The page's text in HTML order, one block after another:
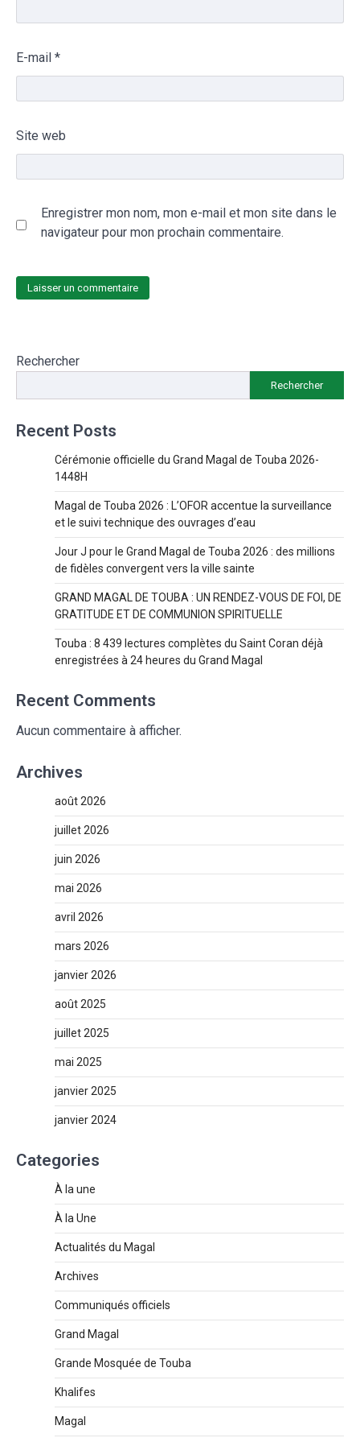
E-mail *
Site web
Enregistrer mon nom, mon e-mail et mon site dans le
navigateur pour mon prochain commentaire.
Rechercher
Rechercher
Recent Posts
Cérémonie officielle du Grand Magal de Touba 2026-
1448H
Magal de Touba 2026 : L’OFOR accentue la surveillance
et le suivi technique des ouvrages d’eau
Jour J pour le Grand Magal de Touba 2026 : des millions
de fidèles convergent vers la ville sainte
GRAND MAGAL DE TOUBA : UN RENDEZ-VOUS DE FOI, DE
GRATITUDE ET DE COMMUNION SPIRITUELLE
Touba : 8 439 lectures complètes du Saint Coran déjà
enregistrées à 24 heures du Grand Magal
Recent Comments
Aucun commentaire à afficher.
Archives
août 2026
juillet 2026
juin 2026
mai 2026
avril 2026
mars 2026
janvier 2026
août 2025
juillet 2025
mai 2025
janvier 2025
janvier 2024
Categories
À la une
À la Une
Actualités du Magal
Archives
Communiqués officiels
Grand Magal
Grande Mosquée de Touba
Khalifes
Magal